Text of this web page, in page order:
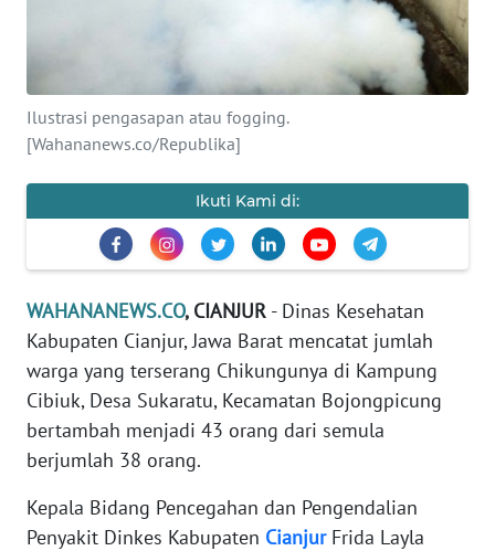
Ilustrasi pengasapan atau fogging.
[Wahananews.co/Republika]
Ikuti Kami di:
WAHANANEWS.CO, CIANJUR - Dinas Kesehatan
Kabupaten Cianjur, Jawa Barat mencatat jumlah
warga yang terserang Chikungunya di Kampung
Cibiuk, Desa Sukaratu, Kecamatan Bojongpicung
bertambah menjadi 43 orang dari semula
berjumlah 38 orang.
Kepala Bidang Pencegahan dan Pengendalian
Penyakit Dinkes Kabupaten CianjurFrida Layla
PEDOMAN
MEDIA
SIBER
KARIR
DISCLAIMER
News
Regional
SUMUT